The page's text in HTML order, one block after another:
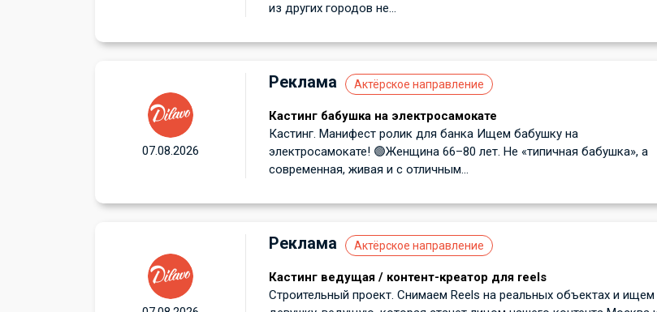
из других городов не...
Реклама Актёрское направление
Кастинг бабушка на электросамокате
Кастинг. Манифест ролик для банка Ищем бабушку на
электросамокате! 🟢Женщина 66–80 лет. Не «типичная бабушка», а
современная, живая и с отличным...
07.08.2026
Реклама Актёрское направление
Кастинг ведущая / контент-креатор для reels
Строительный проект. Снимаем Reels на реальных объектах и ищем